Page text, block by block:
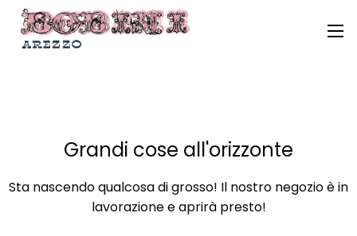
Grandi cose all'orizzonte
Sta nascendo qualcosa di grosso! Il nostro negozio è in
lavorazione e aprirà presto!